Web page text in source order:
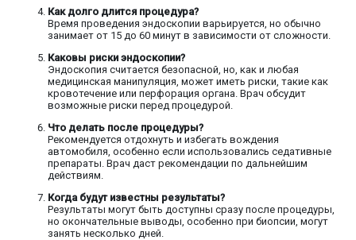
Как долго длится процедура?
Время проведения эндоскопии варьируется, но обычно
занимает от 15 до 60 минут в зависимости от сложности.
Каковы риски эндоскопии?
Эндоскопия считается безопасной, но, как и любая
медицинская манипуляция, может иметь риски, такие как
кровотечение или перфорация органа. Врач обсудит
возможные риски перед процедурой.
Что делать после процедуры?
Рекомендуется отдохнуть и избегать вождения
автомобиля, особенно если использовались седативные
препараты. Врач даст рекомендации по дальнейшим
действиям.
Когда будут известны результаты?
Результаты могут быть доступны сразу после процедуры,
но окончательные выводы, особенно при биопсии, могут
занять несколько дней.